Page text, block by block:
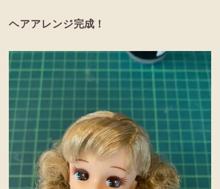
ヘアアレンジ完成！